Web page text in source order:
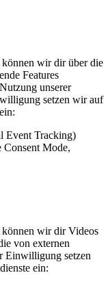
wir dir über die
Features
unserer
setzen wir auf
Event Tracking)
Mode,
können wir dir Videos
von externen
Einwilligung setzen
ein: